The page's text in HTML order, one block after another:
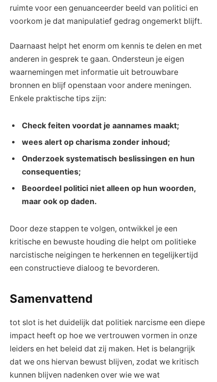
ruimte voor een genuanceerder beeld van politici en
voorkom je dat manipulatief gedrag ongemerkt blijft.
Daarnaast helpt het enorm om kennis te delen en met
anderen in gesprek te gaan. Ondersteun je eigen
waarnemingen met informatie uit betrouwbare
bronnen en blijf openstaan voor andere meningen.
Enkele praktische tips zijn:
Check feiten voordat je aannames maakt;
wees alert op charisma zonder inhoud;
Onderzoek systematisch beslissingen en hun
consequenties;
Beoordeel politici niet alleen op hun woorden,
maar ook op daden.
Door deze stappen te volgen, ontwikkel je een
kritische en bewuste houding die helpt om politieke
narcistische neigingen te herkennen en tegelijkertijd
een constructieve dialoog te bevorderen.
Samenvattend
tot slot is het duidelijk dat politiek narcisme een diepe
impact heeft op hoe we vertrouwen vormen in onze
leiders en het beleid dat zij maken. Het is belangrijk
dat we ons hiervan bewust blijven, zodat we kritisch
kunnen blijven nadenken over wie we wat